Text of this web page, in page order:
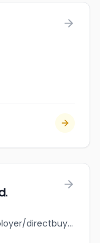
jobbank.gc.ca/browsejobs/employer/directbuy+furnace+ltd./ca